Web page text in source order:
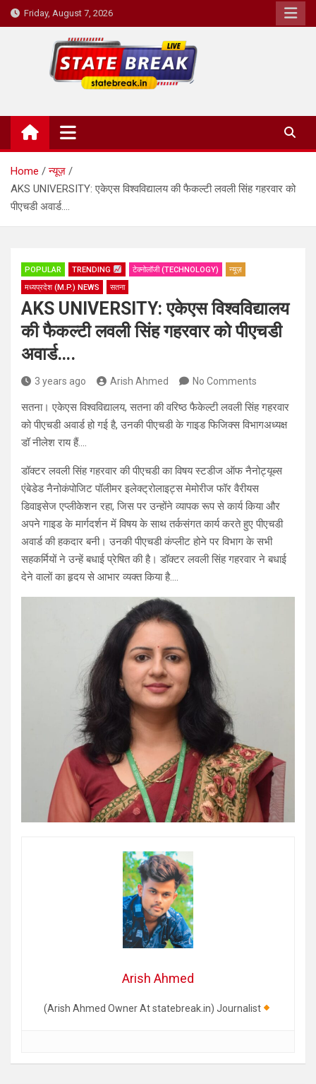
Skip
to
Friday, August 7, 2026
State Break
Home
न्यूज़
AKS UNIVERSITY: एकेएस विश्वविद्यालय की फैकल्टी लवली सिंह गहरवार को
पीएचडी अवार्ड….
POPULAR TRENDING टेक्नोलॉजी (TECHNOLOGY)
न्यूज़
मध्यप्रदेश (M.P.) NEWS
सतना
AKS UNIVERSITY: एकेएस विश्वविद्यालय
की फैकल्टी लवली सिंह गहरवार को पीएचडी
अवार्ड….
3 years ago Arish Ahmed No Comments
सतना। एकेएस विश्वविद्यालय, सतना की वरिष्ठ फैकेल्टी लवली सिंह गहरवार
को पीएचडी अवार्ड हो गई है, उनकी पीएचडी के गाइड फिजिक्स विभागअध्यक्ष
डॉ नीलेश राय हैं….
डॉक्टर लवली सिंह गहरवार की पीएचडी का विषय स्टडीज ऑफ नैनोट्यूब्स
एंबेडेड नैनोकंपोजिट पॉलीमर इलेक्ट्रोलाइट्स मेमोरीज फॉर वैरीयस
डिवाइसेज एप्लीकेशन रहा, जिस पर उन्होंने व्यापक रूप से कार्य किया और
अपने गाइड के मार्गदर्शन में विषय के साथ तर्कसंगत कार्य करते हुए पीएचडी
अवार्ड की हकदार बनी। उनकी पीएचडी कंप्लीट होने पर विभाग के सभी
सहकर्मियों ने उन्हें बधाई प्रेषित की है। डॉक्टर लवली सिंह गहरवार ने बधाई
देने वालों का हृदय से आभार व्यक्त किया है….
Arish Ahmed
(Arish Ahmed Owner At statebreak.in) Journalist